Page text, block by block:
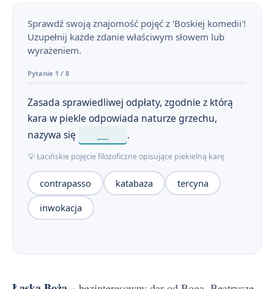
Sprawdź swoją znajomość pojęć z 'Boskiej komedii'!
Uzupełnij każde zdanie właściwym słowem lub
wyrażeniem.
Pytanie 1 / 8
Zasada sprawiedliwej odpłaty, zgodnie z którą
kara w piekle odpowiada naturze grzechu,
nazywa się
.
💡 Łacińskie pojęcie filozoficzne opisujące piekielną karę
contrapasso katabaza
tercyna
inwokacja